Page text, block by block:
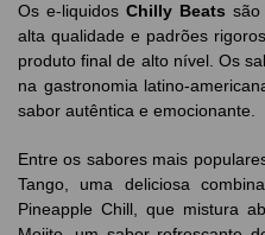
Os e-liquidos Chilly Beats são
alta qualidade e padrões
produto final de alto nível. Os
na gastronomia latino-
sabor autêntica e emocionante.
Entre os sabores mais
Tango, uma deliciosa
Pineapple Chill, que mistura